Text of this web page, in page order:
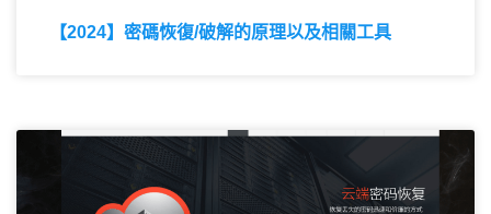
【2024】密碼恢復/破解的原理以及相關工具